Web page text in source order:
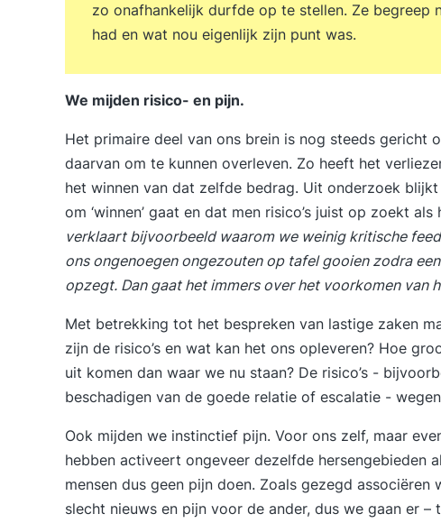
zo onafhankelijk durfde op te stellen. Ze begreep
had en wat nou eigenlijk zijn punt was.
We mijden risico- en pijn.
Het primaire deel van ons brein is nog steeds gericht
daarvan om te kunnen overleven. Zo heeft het
het winnen van dat zelfde bedrag. Uit onderzoek
om ‘winnen’ gaat en dat men risico’s juist op zoekt
verklaart bijvoorbeeld waarom we weinig kritische
ons ongenoegen ongezouten op tafel gooien zodra
opzegt. Dan gaat het immers over het voorkomen van
Met betrekking tot het bespreken van lastige zaken
zijn de risico’s en wat kan het ons opleveren? Hoe
uit komen dan waar we nu staan? De risico’s -
beschadigen van de goede relatie of escalatie -
Ook mijden we instinctief pijn. Voor ons zelf, maar
hebben activeert ongeveer dezelfde hersengebieden
mensen dus geen pijn doen. Zoals gezegd
slecht nieuws en pijn voor de ander, dus we gaan er